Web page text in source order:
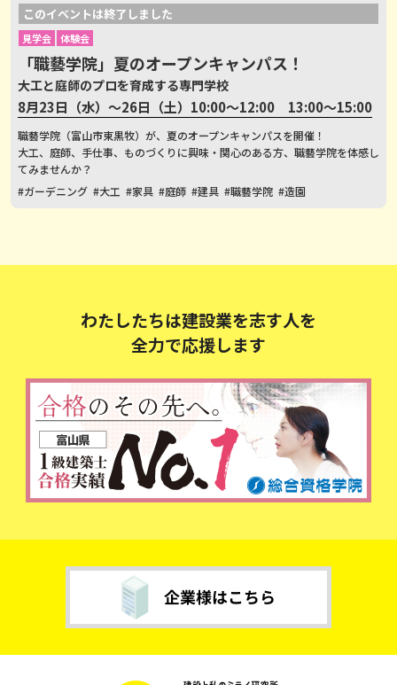
このイベントは終了しました
見学会 体験会
「職藝学院」夏のオープンキャンパス！
大工と庭師のプロを育成する専門学校
8月23日（水）～26日（土）10:00～12:00 13:00～15:00
職藝学院（富山市東黒牧）が、夏のオープンキャンパスを開催！
大工、庭師、手仕事、ものづくりに興味・関心のある方、職藝学院を体感し
てみませんか？
#ガーデニング #大工 #家具 #庭師 #建具 #職藝学院 #造園
わたしたちは建設業を志す人を
全力で応援します